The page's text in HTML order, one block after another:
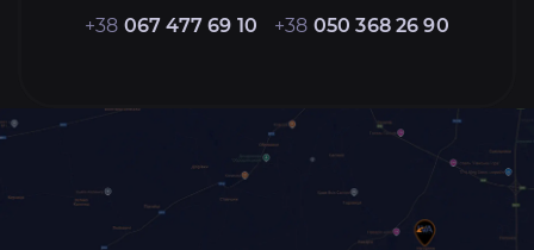
+38 067 477 69 10 +38 050 368 26 90